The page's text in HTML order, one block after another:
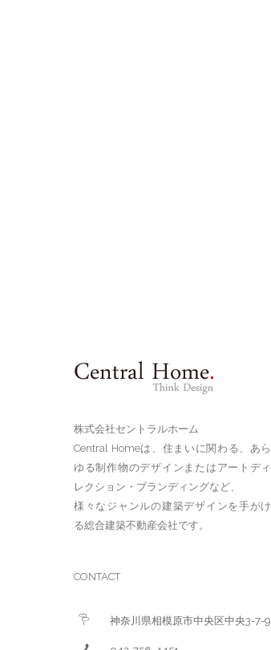
株式会社セントラルホーム
Central Homeは、住まいに関わる、あら
ゆる制作物のデザインまたはアートディ
レクション・ブランディングなど、
様々なジャンルの建築デザインを手がけ
る総合建築不動産会社です。
CONTACT
神奈川県相模原市中央区中央3-7-9